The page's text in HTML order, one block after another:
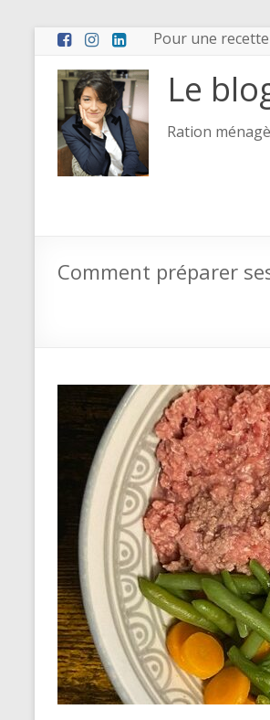
Pour une
Le
Ration
Comment préparer